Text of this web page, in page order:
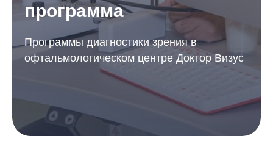
программа
Программы диагностики зрения в
офтальмологическом центре Доктор Визус